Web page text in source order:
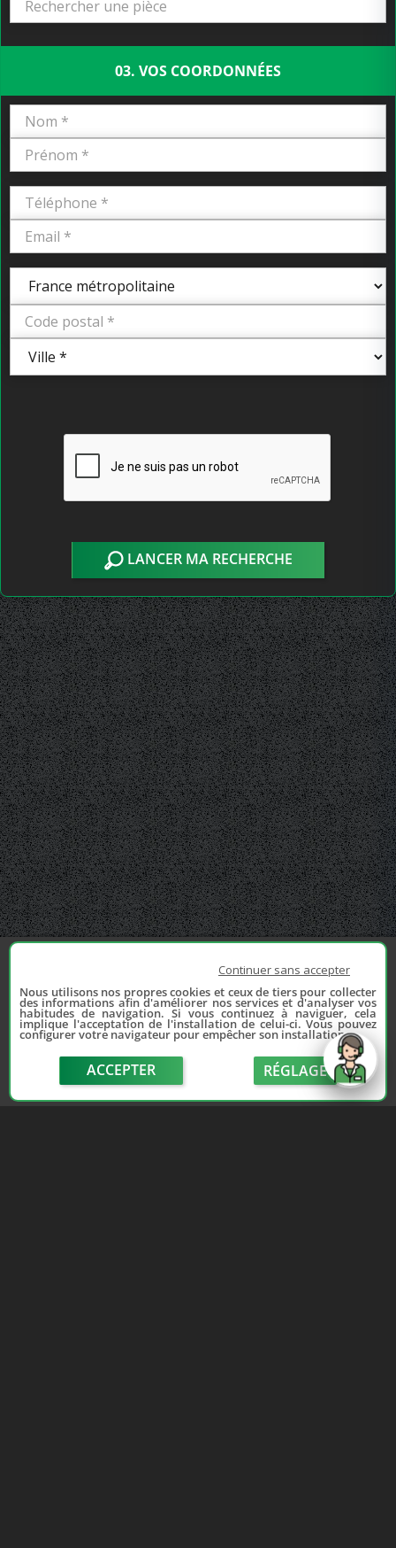
03. VOS COORDONNÉES
LANCER MA RECHERCHE
Continuer sans accepter
Nous utilisons nos propres cookies et ceux de tiers pour collecter
des informations afin d'améliorer nos services et d'analyser vos
habitudes de navigation. Si vous continuez à naviguer, cela
implique l'acceptation de l'installation de celui-ci. Vous pouvez
configurer votre navigateur pour empêcher son installation.
ACCEPTER RÉGLAGE